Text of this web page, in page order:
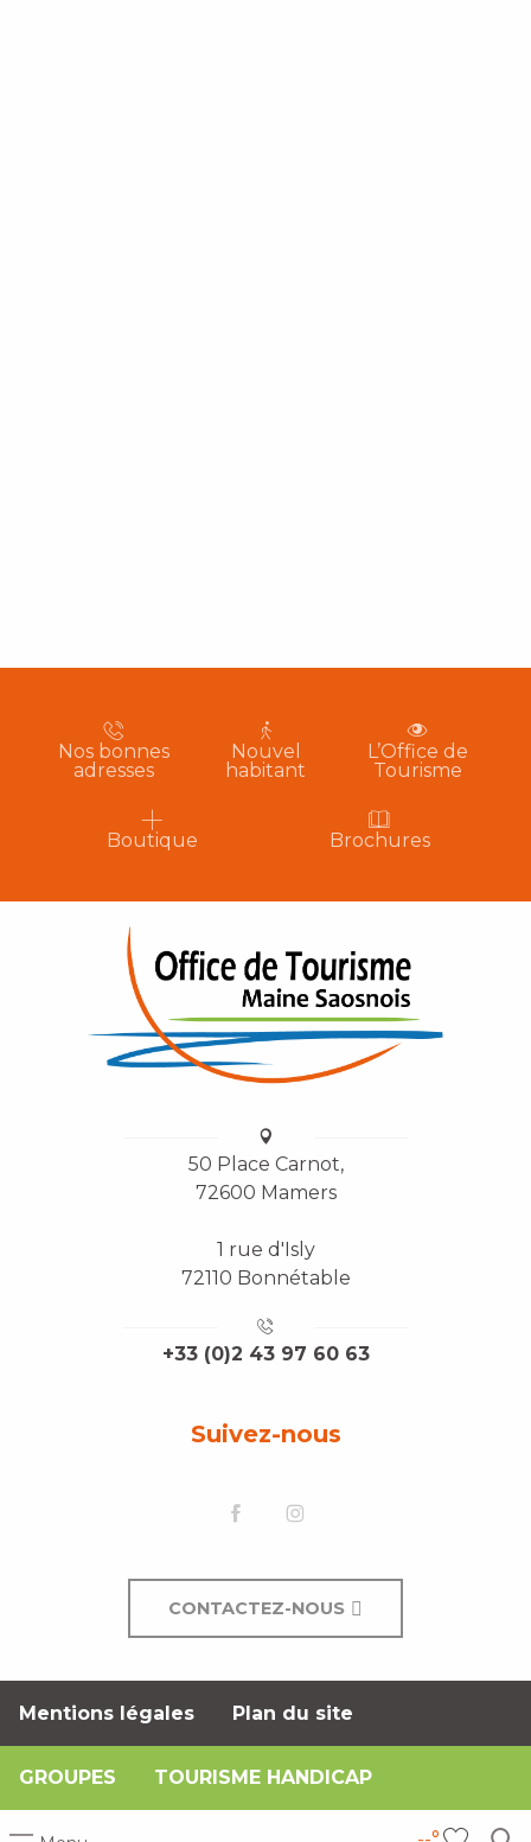
Nos bonnes
adresses
Nouvel
habitant
L’Office de
Tourisme
Boutique Brochures
50 Place Carnot,
72600 Mamers
1 rue d'Isly
72110 Bonnétable
+33 (0)2 43 97 60 63
Suivez-nous
CONTACTEZ-NOUS
Mentions légales Plan du site
GROUPES TOURISME HANDICAP